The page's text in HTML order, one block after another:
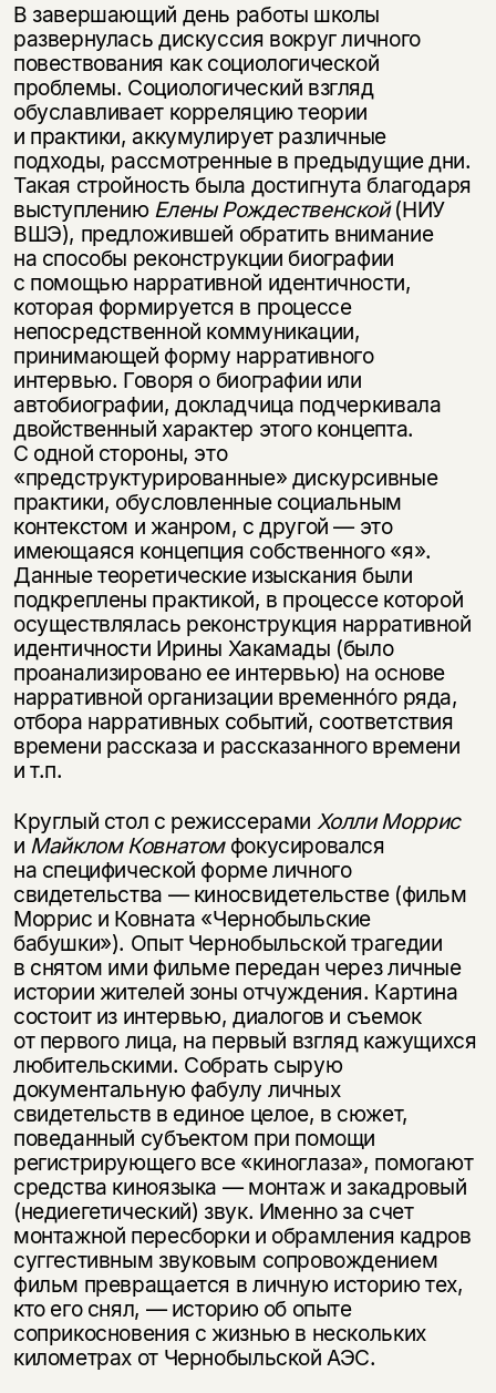
В завершающий день работы школы
развернулась дискуссия вокруг личного
повествования как социологической
проблемы. Социологический взгляд
обуславливает корреляцию теории
и практики, аккумулирует различные
подходы, рассмотренные в предыдущие дни.
Такая стройность была достигнута благодаря
выступлению Елены Рождественской(НИУ
ВШЭ), предложившей обратить внимание
на способы реконструкции биографии
с помощью нарративной идентичности,
которая формируется в процессе
непосредственной коммуникации,
принимающей форму нарративного
интервью. Говоря о биографии или
автобиографии, докладчица подчеркивала
двойственный характер этого концепта.
С одной стороны, это
«предструктурированные» дискурсивные
практики, обусловленные социальным
контекстом и жанром, с другой — это
имеющаяся концепция собственного «я».
Данные теоретические изыскания были
подкреплены практикой, в процессе которой
осуществлялась реконструкция нарративной
идентичности Ирины Хакамады (было
проанализировано ее интервью) на основе
нарративной организации временнóго ряда,
отбора нарративных событий, соответствия
времени рассказа и рассказанного времени
и т.п.
Круглый стол с режиссерами Холли Моррис
и Майклом Ковнатомфокусировался
на специфической форме личного
свидетельства — киносвидетельстве (фильм
Моррис и Ковната «Чернобыльские
бабушки»). Опыт Чернобыльской трагедии
в снятом ими фильме передан через личные
истории жителей зоны отчуждения. Картина
состоит из интервью, диалогов и съемок
от первого лица, на первый взгляд кажущихся
любительскими. Собрать сырую
документальную фабулу личных
свидетельств в единое целое, в сюжет,
поведанный субъектом при помощи
регистрирующего все «киноглаза», помогают
средства киноязыка — монтаж и закадровый
(недиегетический) звук. Именно за счет
монтажной пересборки и обрамления кадров
суггестивным звуковым сопровождением
фильм превращается в личную историю тех,
кто его снял, — историю об опыте
соприкосновения с жизнью в нескольких
километрах от Чернобыльской АЭС.